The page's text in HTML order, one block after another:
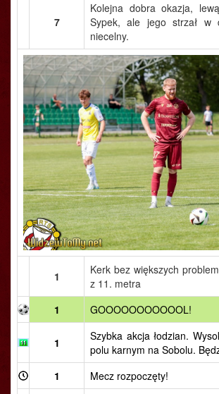
7
Kolejna dobra okazja,
Sypek, ale jego strzał w
niecelny.
1
Kerk bez większych
z 11. metra
1
GOOOOOOOOOOOL!
1
Szybka akcja łodzian.
polu karnym na Sobolu.
1
Mecz rozpoczęty!